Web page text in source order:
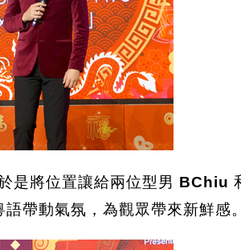
是將位置讓給兩位型男 BChiu
帶動氣氛，為觀眾帶來新鮮感。